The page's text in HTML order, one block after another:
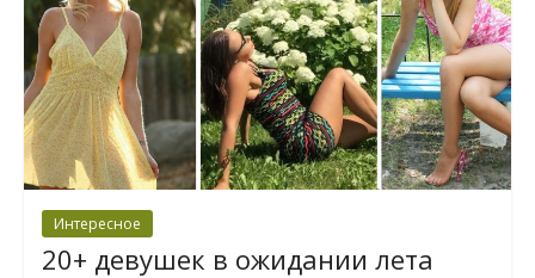
Интересное
20+ девушек в ожидании лета